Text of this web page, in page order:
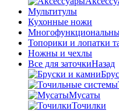
Мультитулы
Кухонные ножи
Топорики и лопатки
Ножны и чехлы
Все для заточкиНазад
Мусаты
Точилки